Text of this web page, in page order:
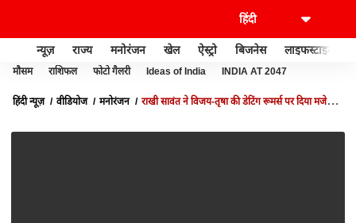
न्यूज़ राज्य मनोरंजन खेल ऐस्ट्रो बिजनेस लाइफस्टाइल
मौसम राशिफल फोटो गैलरी Ideas of India INDIA AT 2047
हिंदी न्यूज़ वीडियोज मनोरंजन
राखी सावंत ने विजय-तृषा की डेटिंग रूमर्स पर दिया मजेदार